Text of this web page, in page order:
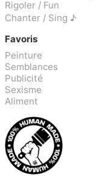
Rigoler / Fun
Chanter / Sing ♪
Favoris
Peinture
Semblances
Publicité
Sexisme
Aliment